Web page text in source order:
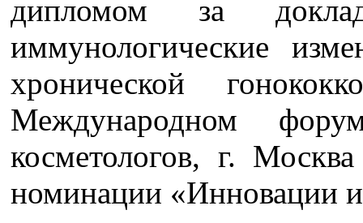
дипломом за
иммунологические
хронической
Международном
косметологов, г.
номинации «Инновации